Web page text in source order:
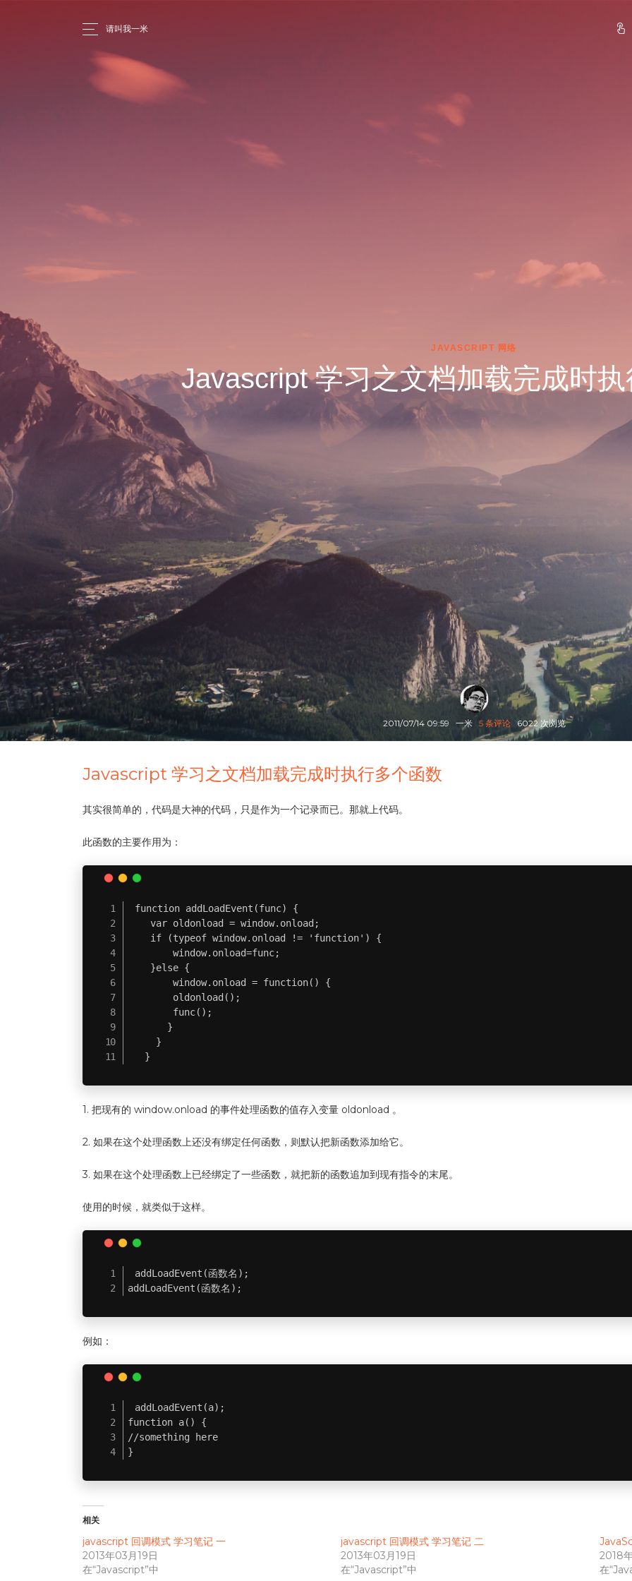
请叫我一米
JAVASCRIPT 网络
Javascript 学习之文档加载完成时
2011/07/14 09:59 一米 5 条评论 6022 次浏览
Javascript 学习之文档加载完成时执行多个函数
其实很简单的，代码是大神的代码，只是作为一个记录而已。那就上代码。
此函数的主要作用为：
function addLoadEvent(func) {
    var oldonload = window.onload;
    if (typeof window.onload != 'function') {
        window.onload=func;
    }else {
        window.onload = function() {
        oldonload();
        func();
       }
     }
   }
1. 把现有的 window.onload 的事件处理函数的值存入变量 oldonload 。
2. 如果在这个处理函数上还没有绑定任何函数，则默认把新函数添加给它。
3. 如果在这个处理函数上已经绑定了一些函数，就把新的函数追加到现有指令的末尾。
使用的时候，就类似于这样。
addLoadEvent(函数名);
addLoadEvent(函数名);
例如：
addLoadEvent(a);
function a() {
//something here
}
相关
javascript 回调模式 学习笔记 一
2013年03月19日
在“Javascript”中
javascript 回调模式 学习笔记 二
2013年03月19日
在“Javascript”中
2018
在